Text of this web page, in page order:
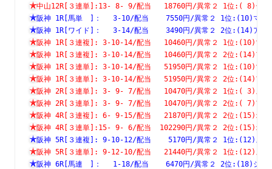
中山12R[３連単]:13- 8- 9/配当   18760円/異常２ 1位:( 8)デルマ
阪神 1R[馬単　]：　 3-10/配当    7550円/異常２ 1位
阪神 1R[ワイド]：　 3-14/配当    3490円/異常２ 2
阪神 1R[３連複]: 3-10-14/配当   10460円/異常２ 1位
阪神 1R[３連複]: 3-10-14/配当   10460円/異常２ 2
阪神 1R[３連単]: 3-10-14/配当   51950円/異常２ 1位
阪神 1R[３連単]: 3-10-14/配当   51950円/異常２ 2
阪神 2R[３連単]: 3- 9- 7/配当   10470円/異常２ 1
阪神 2R[３連単]: 3- 9- 7/配当   10470円/異常
阪神 4R[３連複]: 6- 9-15/配当   21870円/異常
阪神 4R[３連単]:15- 9- 6/配当  102290円/異常
阪神 5R[３連複]: 9-10-12/配当    5170円/異常２ 1位
阪神 5R[３連単]: 9-12-10/配当   21440円/異常２ 1位
阪神 6R[馬連　]：　 1-18/配当    6470円/異常２